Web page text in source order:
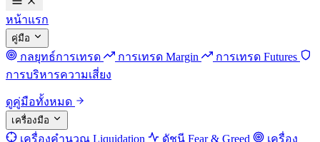
หน้าแรก
คู่มือ
กลยุทธ์การเทรด การเทรด Margin
การเทรด Futures
การบริหารความเสี่ยง
ดูคู่มือทั้งหมด
เครื่องมือ
เครื่องคำนวณ Liquidation ดัชนี Fear & Greed
เครื่อง